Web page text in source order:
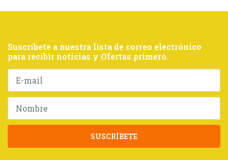
Suscríbete a nuestra lista de correo electrónico
para recibir noticias y Ofertas primero.
SUSCRÍBETE